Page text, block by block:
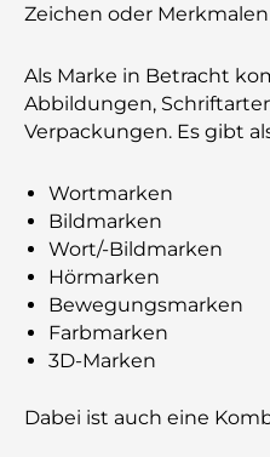
Zeichen oder
Als Marke in Betracht
Abbildungen,
Verpackungen. Es gibt
Wortmarken
Bildmarken
Wort/-Bildmarken
Hörmarken
Bewegungsmarken
Farbmarken
3D-Marken
Dabei ist auch eine